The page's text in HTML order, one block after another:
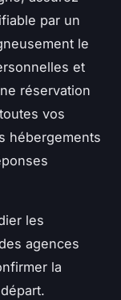
par un
le
et
réservation
vos
hébergements
les
agences
la